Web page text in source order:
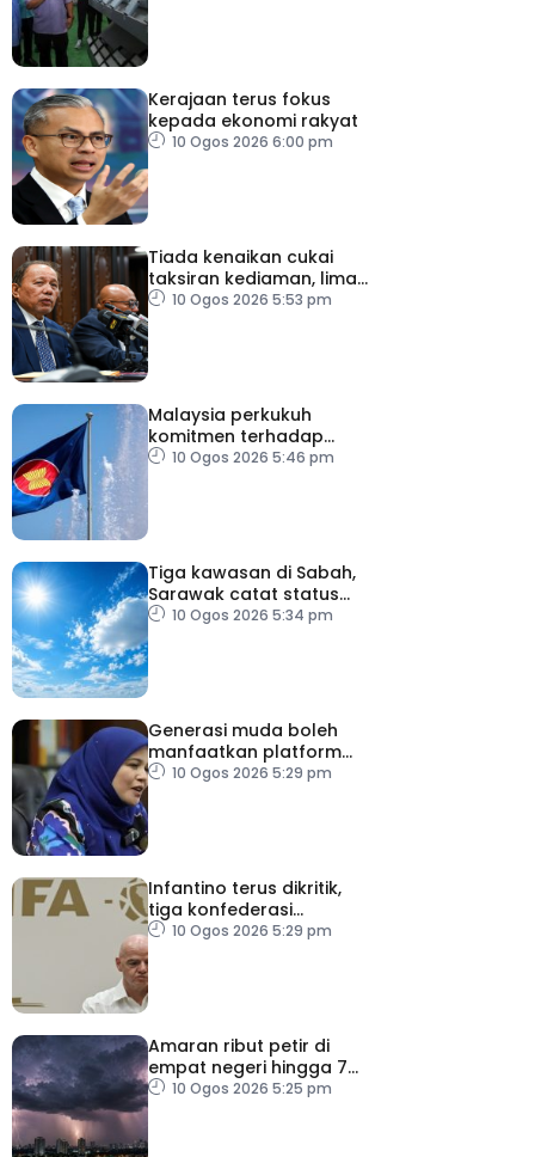
Kerajaan terus fokus
kepada ekonomi rakyat
10 Ogos 2026 6:00 pm
Tiada kenaikan cukai
taksiran kediaman, lima
tahun akan datang
10 Ogos 2026 5:53 pm
Malaysia perkukuh
komitmen terhadap
keamanan, kemakmuran
10 Ogos 2026 5:46 pm
Tiga kawasan di Sabah,
Sarawak catat status
cuaca panas
10 Ogos 2026 5:34 pm
Generasi muda boleh
manfaatkan platform
digital zahir patriotisme
10 Ogos 2026 5:29 pm
Infantino terus dikritik,
tiga konfederasi
tegaskan bola sepak
10 Ogos 2026 5:29 pm
Amaran ribut petir di
empat negeri hingga 7
malam
10 Ogos 2026 5:25 pm